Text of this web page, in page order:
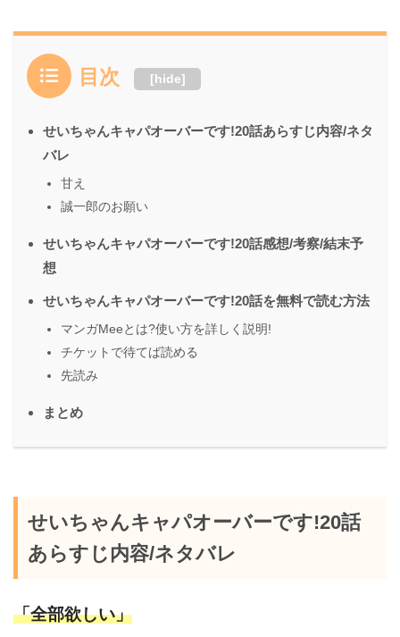
目次 [hide]
せいちゃんキャパオーバーです!20話あらすじ内容/ネタ
バレ
甘え
誠一郎のお願い
せいちゃんキャパオーバーです!20話感想/考察/結末予
想
せいちゃんキャパオーバーです!20話を無料で読む方法
マンガMeeとは?使い方を詳しく説明!
チケットで待てば読める
先読み
まとめ
せいちゃんキャパオーバーです!20話
あらすじ内容/ネタバレ
「全部欲しい」